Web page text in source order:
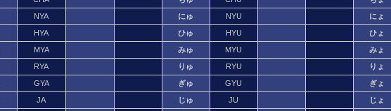
NYA にゅ NYU にょ
HYA ひゅ HYU ひょ
MYA みゅ MYU みょ
RYA りゅ RYU りょ
GYA ぎゅ GYU ぎょ
JA じゅ JU じょ